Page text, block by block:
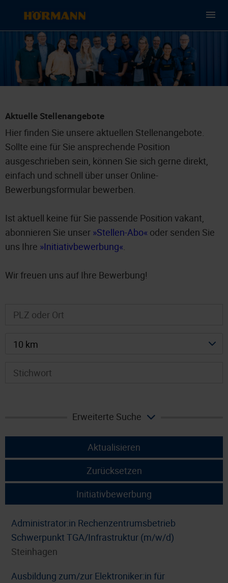
Aktuelle Stellenangebote
Hier finden Sie unsere aktuellen Stellenangebote.
Sollte eine für Sie ansprechende Position
ausgeschrieben sein, können Sie sich gerne direkt,
einfach und schnell über unser Online-
Bewerbungsformular bewerben.
Ist aktuell keine für Sie passende Position vakant,
abonnieren Sie unser Stellen-Abo oder senden Sie
uns Ihre Initiativbewerbung .
Wir freuen uns auf Ihre Bewerbung!
10 km
Erweiterte Suche
Aktualisieren
Zurücksetzen
Initiativbewerbung
Administrator:in Rechenzentrumsbetrieb
Schwerpunkt TGA/Infrastruktur (m/w/d)
Steinhagen
Ausbildung zum/zur Elektroniker:in für